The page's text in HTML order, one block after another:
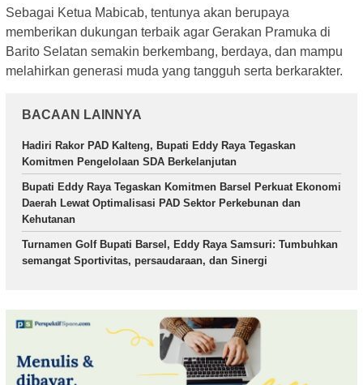
Sebagai Ketua Mabicab, tentunya akan berupaya
memberikan dukungan terbaik agar Gerakan Pramuka di
Barito Selatan semakin berkembang, berdaya, dan mampu
melahirkan generasi muda yang tangguh serta berkarakter.
BACAAN LAINNYA
Hadiri Rakor PAD Kalteng, Bupati Eddy Raya Tegaskan
Komitmen Pengelolaan SDA Berkelanjutan
Bupati Eddy Raya Tegaskan Komitmen Barsel Perkuat Ekonomi
Daerah Lewat Optimalisasi PAD Sektor Perkebunan dan
Kehutanan
Turnamen Golf Bupati Barsel, Eddy Raya Samsuri: Tumbuhkan
semangat Sportivitas, persaudaraan, dan Sinergi